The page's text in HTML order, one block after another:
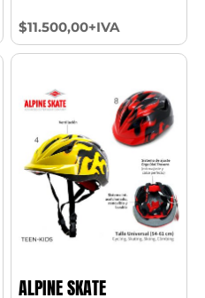
$11.500,00+IVA
ALPINE SKATE